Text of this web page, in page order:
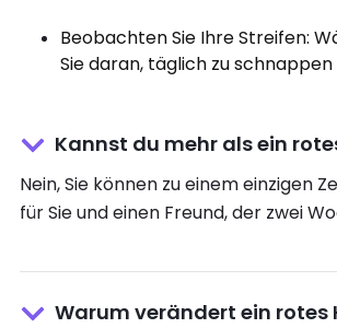
Beobachten Sie Ihre Streifen:
Sie daran, täglich zu
Kannst du mehr als ein
Nein, Sie können zu einem einzigen
für Sie und einen Freund, der zwei
Warum verändert ein rotes